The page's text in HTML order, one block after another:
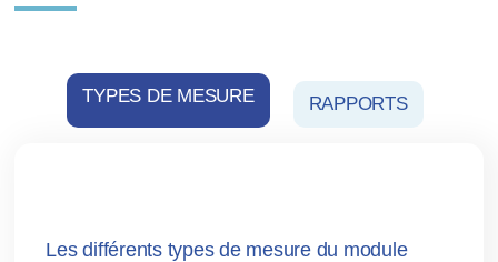
TYPES DE MESURE RAPPORTS
Les différents types de mesure du module